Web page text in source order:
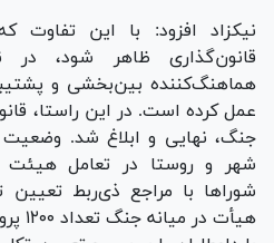
نیکزاد افزود: با این
قانون‌گذاری ظاهر شود، در
هماهنگ‌کننده بین‌بخشی و
جنگ، نهایی و ابلاغ شد. وضعیت
شهر و روستا در تعامل هیئت
شوراها با مراجع ذی‌ربط